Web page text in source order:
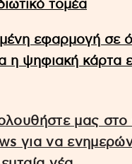
τομέα
εφαρμογή σε
η ψηφιακή κάρτα
μας
για να